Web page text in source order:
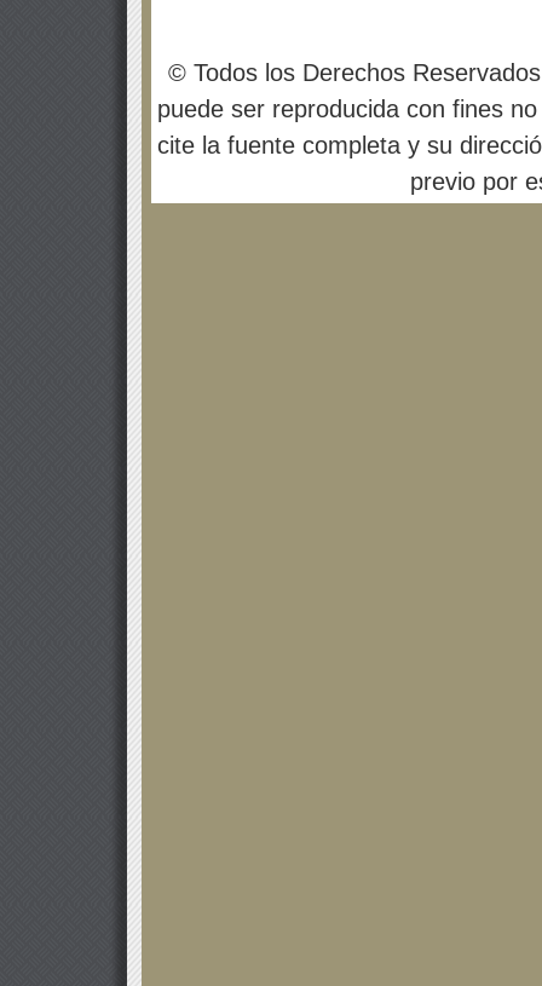
© Todos los Derechos
puede ser reproducida con fines
cite la fuente completa y su
previo por